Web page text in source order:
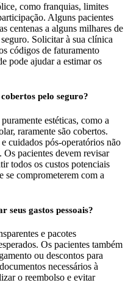
como franquias, limites
Alguns pacientes
centenas a alguns milhares de
Solicitar à sua clínica
códigos de faturamento
pode ajudar a estimar os
pelo seguro?
estéticas, como a
raramente são cobertos.
cuidados pós-operatórios não
pacientes devem revisar
todos os custos potenciais
se comprometerem com a
seus gastos pessoais?
e pacotes
Os pacientes também
ou descontos para
necessários à
o reembolso e evitar